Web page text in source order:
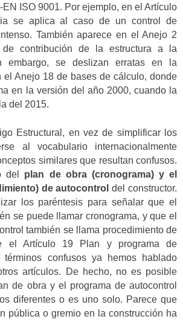
ISO 9001. Por ejemplo, en el Artículo
se aplica al caso de un control de
También aparece en el Anejo 2
contribución de la estructura a la
embargo, se deslizan erratas en la
el Anejo 18 de bases de cálculo, donde
en la versión del año 2000, cuando la
del 2015.
Estructural, en vez de simplificar los
al vocabulario internacionalmente
similares que resultan confusos.
del plan de obra (cronograma) y el
de autocontrol del constructor.
los paréntesis para señalar que el
se puede llamar cronograma, y que el
también se llama procedimiento de
el Artículo 19 Plan y programa de
confusos ya hemos hablado
artículos. De hecho, no es posible
de obra y el programa de autocontrol
diferentes o es uno solo. Parece que
pública o gremio en la construcción ha